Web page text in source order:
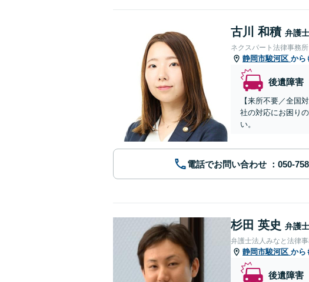
古川 和積 弁護士
ネクスパート法律事務
静岡市駿河区 から
後遺障害
【来所不要／全国
社の対応にお困り
い。
電話でお問い合わせ
杉田 英史 弁護士
弁護士法人みなと法律
静岡市駿河区 から
後遺障害